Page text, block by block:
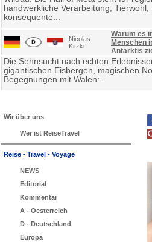
handwerkliche Verarbeitung, Tierwohl,
konsequente...
Nicolas
Kitzki
Warum es
Menschen
Antarktis
Die Sehnsucht nach echten
gigantischen Eisbergen, magischen
Begegnungen mit Walen:...
Wir über uns
Wer ist ReiseTravel
Reise - Travel - Voyage
NEWS
Editorial
Kommentar
A - Oesterreich
D - Deutschland
Europa